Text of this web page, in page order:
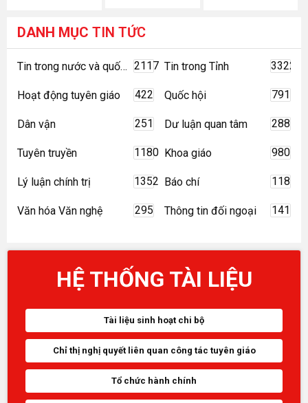
DANH MỤC TIN TỨC
Tin trong nước và quốc tế 2117 Tin trong Tỉnh 3322
Hoạt động tuyên giáo 422 Quốc hội 791
Dân vận 251 Dư luận quan tâm 288
Tuyên truyền 1180 Khoa giáo 980
Lý luận chính trị 1352 Báo chí 118
Văn hóa Văn nghệ 295 Thông tin đối ngoại 141
HỆ THỐNG TÀI LIỆU
Tài liệu sinh hoạt chi bộ
Chỉ thị nghị quyết liên quan công tác tuyên giáo
Tổ chức hành chính